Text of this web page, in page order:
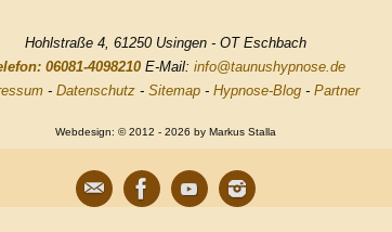
Hohlstraße 4, 61250 Usingen - OT Eschbach
06081-4098210E-Mail: info@taunushypnose.de
- Datenschutz- Sitemap- Hypnose-Blog- Partner
Webdesign: © 2012 - 2026 by Markus Stalla